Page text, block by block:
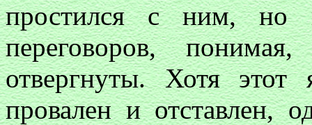
простился с ним, но
переговоров,
отвергнуты. Хотя
провален и отставлен,